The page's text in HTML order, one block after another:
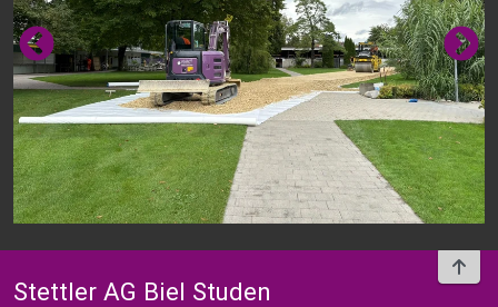
Stettler AG Biel Studen
To